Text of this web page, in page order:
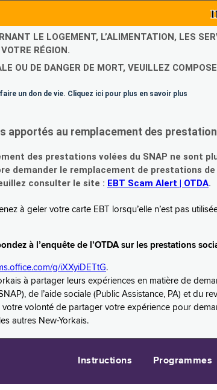
LE LOGEMENT, L’ALIMENTATION, LES
VOTRE RÉGION.
OU DE DANGER DE MORT, VEUILLEZ
un don de vie. Cliquez ici pour plus en savoir plus
apportés au remplacement des
des prestations volées du SNAP ne sont
demander le remplacement de prestations
consulter le site : EBT Scam Alert | OTDA.
à geler votre carte EBT lorsqu’elle n’est pas
à l’enquête de l’OTDA sur les prestations
g/iXXyiDETtG.
à partager leurs expériences en matière de
de l’aide sociale (Public Assistance, PA) et du
volonté de partager votre expérience pour
autres New-Yorkais.
Instructions Programmes